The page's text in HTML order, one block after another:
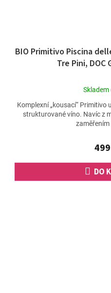
BIO Primitivo Piscina
Tre Pini, DOC
5
Skladem
DO
Komplexní „kousací“ Primitivo
strukturované víno. Navíc z